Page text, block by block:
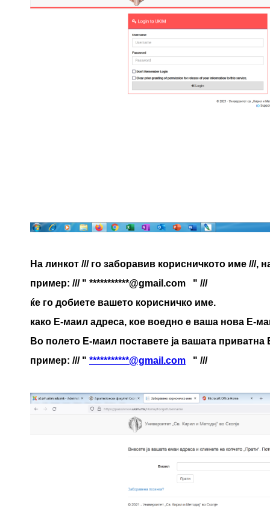
На линкот /// го заборавив корисничкото име ///,
пример: /// " ***********@gmail.com " ///
ќе го добиете вашето корисничко име.
како Е-маил адреса, кое воедно е ваша нова Е-
Во полето Е-маил поставете ја вашата приватна
пример: /// " ***********@gmail.com " ///